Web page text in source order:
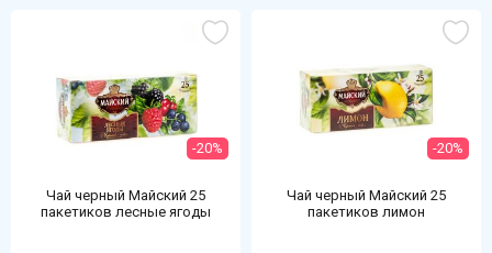
-20%
Чай черный Майский 25
пакетиков лесные ягоды
-20%
Чай черный Майский 25
пакетиков лимон